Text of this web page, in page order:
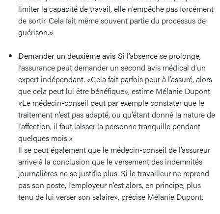
limiter la capacité de travail, elle n’empêche pas forcément
de sortir. Cela fait même souvent partie du processus de
guérison.»
Demander un deuxième avis Si l’absence se prolonge,
l’assurance peut demander un second avis médical d’un
expert indépendant. «Cela fait parfois peur à l’assuré, alors
que cela peut lui être bénéfique», estime Mélanie Dupont.
«Le médecin-conseil peut par exemple constater que le
traitement n’est pas adapté, ou qu’étant donné la nature de
l’affection, il faut laisser la personne tranquille pendant
quelques mois.»
Il se peut également que le médecin-conseil de l’assureur
arrive à la conclusion que le versement des indemnités
journalières ne se justifie plus. Si le travailleur ne reprend
pas son poste, l’employeur n’est alors, en principe, plus
tenu de lui verser son salaire», précise Mélanie Dupont.